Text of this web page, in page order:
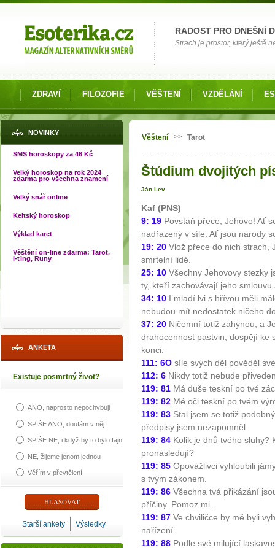
RADOST PRO DNEŠNÍ
Strach je prostor, který ještě
ZDRAVÍ FILOZOFIE VĚŠTENÍ VZDĚLÁNÍ
NOVINKY
SMS horoskopy za 46 Kč
Velký horoskop na rok 2024
zdarma pro všechna znamení
Velký snář online
Keltský horoskop
Výklad karet
Věštění on-line zdarma: Tarot,
I-ťing, Runy
ANKETA
Existuje posmrtný život?
ANO, naprosto nepochybuji
SPÍŠE ANO, doufám v něj
SPÍŠE NE, i když by to bylo fajn
NE, žijeme jenom jednou
Věřím v převtělení
Starší ankety Výsledky
Jste zde
Věštení >> Tarot
Štúdium dvojitých
Ján Lev
Kaf (PNS)
9: 19 Povstaň přece, Jehovo! Ať
nadřazený v síle. Ať jsou národy
19: 20 Vlož přece do nich strach,
smrtelní lidé.
25: 10 Všechny Jehovovy stezky
ty, kteří zachovávají jeho
34: 10 I mladí lvi s hřívou měli
nebudou mít nedostatek ničeho
37: 20 Ničemní totiž zahynou, a
drahocennost pastvin; dospějí ke
konci.
111: 6O síle svých děl pověděl
112: 6 Nikdy totiž nebude
119: 81 Má duše teskní po tvé
119: 82 Mé oči teskní po tvém
119: 83 Stal jsem se totiž
předpisy jsem nezapomněl.
119: 84 Kolik je dnů tvého sluhy?
pronásledují?
119: 85 Opovážlivci vyhloubili
s tvým zákonem.
119: 86 Všechna tvá přikázání
příčiny. Pomoz mi.
119: 87 Ve chviličce by mě byli
nařízení.
119: 88 Podle své milující